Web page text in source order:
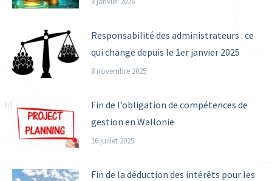
Responsabilité des administrateurs : ce
qui change depuis le 1er janvier 2025
8 novembre 2025
Fin de l’obligation de compétences de
gestion en Wallonie
16 juillet 2025
Fin de la déduction des intérêts pour les